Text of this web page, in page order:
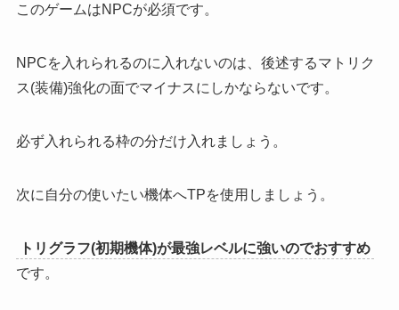
このゲームはNPCが必須です。
NPCを入れられるのに入れないのは、後述するマトリク
ス(装備)強化の面でマイナスにしかならないです。
必ず入れられる枠の分だけ入れましょう。
次に自分の使いたい機体へTPを使用しましょう。
トリグラフ(初期機体)が最強レベルに強いのでおすすめ
です。